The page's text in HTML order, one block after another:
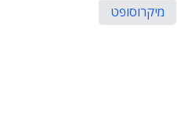
מיקרוסופט